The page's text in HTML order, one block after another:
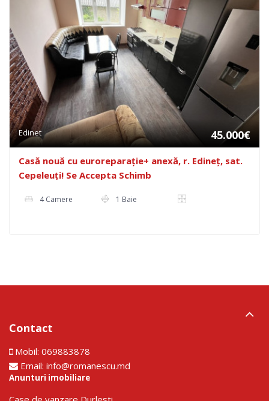
Edinet 45.000€
Casă nouă cu euroreparație+ anexă, r. Edineț, sat.
Cepeleuți! Se Accepta Schimb
4 Camere 1 Baie
Contact
Mobil: 069883878
Email: info@romanescu.md
Anunturi imobiliare